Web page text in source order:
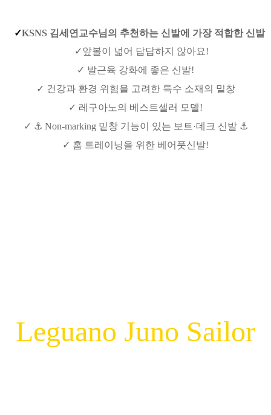
✓KSNS 김세연교수님의 추천하는 신발에 가장 적합한 신발
✓앞볼이 넓어 답답하지 않아요!
✓ 발근육 강화에 좋은 신발!
✓ 건강과 환경 위험을 고려한 특수 소재의 밑창
✓ 레구아노의 베스트셀러 모델!
✓ ⚓ Non-marking 밑창 기능이 있는 보트·데크 신발 ⚓
✓ 홈 트레이닝을 위한 베어풋신발!
Leguano Juno Sailor